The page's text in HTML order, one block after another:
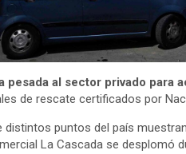
pesada al sector privado para
de rescate certificados por
puntos del país
La Cascada se desplomó